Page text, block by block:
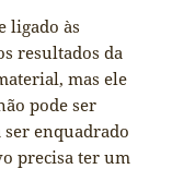
ligado às
resultados da
mas ele
pode ser
enquadrado
precisa ter um